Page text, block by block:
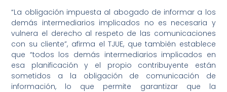
“La obligación impuesta al abogado de informar a los
demás intermediarios implicados no es necesaria y
vulnera el derecho al respeto de las comunicaciones
con su cliente”, afirma el TJUE, que también establece
que “todos los demás intermediarios implicados en
esa planificación y el propio contribuyente están
sometidos a la obligación de comunicación de
información, lo que permite garantizar que la